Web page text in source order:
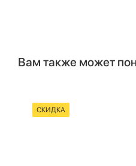
Вам также может
СКИДКА